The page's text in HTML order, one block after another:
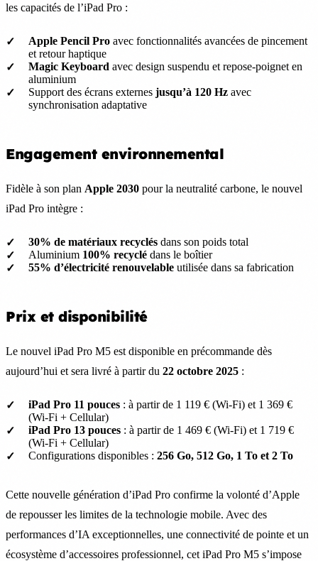
les capacités de l’iPad Pro :
Apple Pencil Pro avec fonctionnalités avancées de pincement
et retour haptique
Magic Keyboard avec design suspendu et repose-poignet en
aluminium
Support des écrans externes jusqu’à 120 Hz avec
synchronisation adaptative
Engagement environnemental
Fidèle à son plan Apple 2030 pour la neutralité carbone, le nouvel
iPad Pro intègre :
30% de matériaux recyclés dans son poids total
Aluminium 100% recyclé dans le boîtier
55% d’électricité renouvelable utilisée dans sa fabrication
Prix et disponibilité
Le nouvel iPad Pro M5 est disponible en précommande dès
aujourd’hui et sera livré à partir du 22 octobre 2025 :
iPad Pro 11 pouces : à partir de 1 119 € (Wi-Fi) et 1 369 €
(Wi-Fi + Cellular)
iPad Pro 13 pouces : à partir de 1 469 € (Wi-Fi) et 1 719 €
(Wi-Fi + Cellular)
Configurations disponibles : 256 Go, 512 Go, 1 To et 2 To
Cette nouvelle génération d’iPad Pro confirme la volonté d’Apple
de repousser les limites de la technologie mobile. Avec des
performances d’IA exceptionnelles, une connectivité de pointe et un
écosystème d’accessoires professionnel, cet iPad Pro M5 s’impose